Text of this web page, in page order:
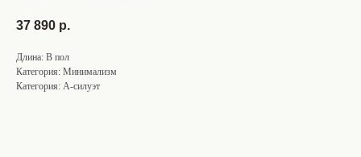
37 890 р.
Длина: В пол
Категория: Минимализм
Категория: А-силуэт